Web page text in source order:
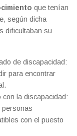
que tenían
según dicha
dificultaban su
de discapacidad:
para encontrar
con la discapacidad:
personas
con el puesto